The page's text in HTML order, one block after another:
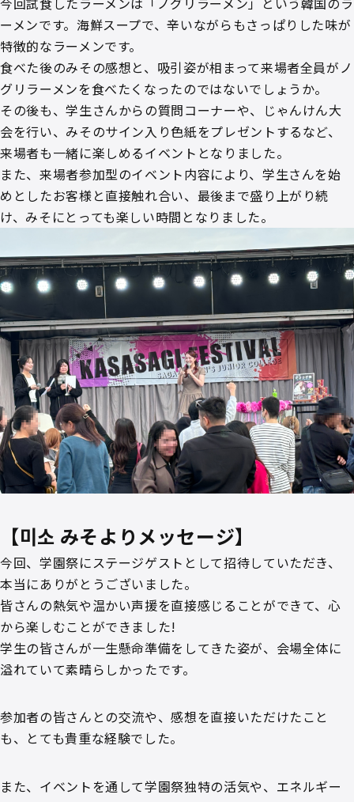
ーメンです。海鮮スープで、辛いながらもさっぱりした味が
特徴的なラーメンです。
食べた後のみその感想と、吸引姿が相まって来場者全員がノ
グリラーメンを食べたくなったのではないでしょうか。
その後も、学生さんからの質問コーナーや、じゃんけん大
会を行い、みそのサイン入り色紙をプレゼントするなど、
来場者も一緒に楽しめるイベントとなりました。
また、来場者参加型のイベント内容により、学生さんを始
めとしたお客様と直接触れ合い、最後まで盛り上がり続
け、みそにとっても楽しい時間となりました。
【미소 みそよりメッセージ】
今回、学園祭にステージゲストとして招待していただき、
本当にありがとうございました。
皆さんの熱気や温かい声援を直接感じることができて、心
から楽しむことができました!
学生の皆さんが一生懸命準備をしてきた姿が、会場全体に
溢れていて素晴らしかったです。
参加者の皆さんとの交流や、感想を直接いただけたこと
も、とても貴重な経験でした。
また、イベントを通して学園祭独特の活気や、エネルギー